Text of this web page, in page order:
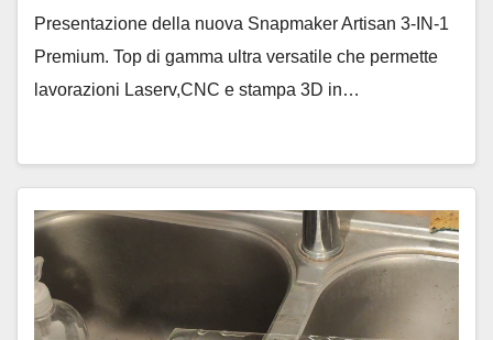
Presentazione della nuova Snapmaker Artisan 3-IN-1
Premium. Top di gamma ultra versatile che permette
lavorazioni Laserv,CNC e stampa 3D in…